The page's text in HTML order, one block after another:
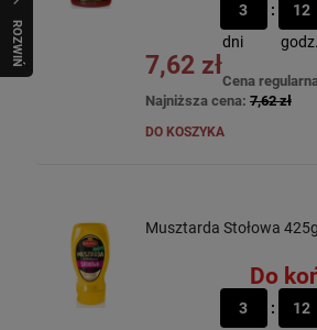
R
O
Z
W
I
Ń
O
B
I
3
dni
12
godz.
7,62 zł
Cena
Najniższa cena: 7,62 zł
DO KOSZYKA
Musztarda Stołowa 425g
Do
3
12